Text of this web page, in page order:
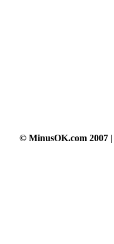
© MinusOK.com 2007 |